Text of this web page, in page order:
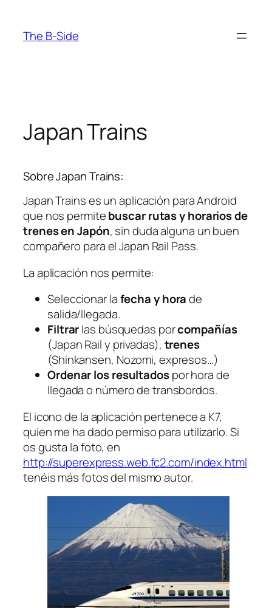
contenido
The B-Side
Japan Trains
Sobre Japan Trains:
Japan Trains es un aplicación para Android
que nos permitebuscar rutas y horarios de
trenes en Japón, sin duda alguna un buen
compañero para el Japan Rail Pass.
La aplicación nos permite:
Seleccionar lafecha y horade
salida/llegada.
Filtrarlas búsquedas porcompañías
(Japan Rail y privadas), trenes
(Shinkansen, Nozomi, expresos…)
Ordenar los resultadospor hora de
llegada o número de transbordos.
El icono de la aplicación pertenece a K7,
quien me ha dado permiso para utilizarlo. Si
os gusta la foto, en
http://superexpress.web.fc2.com/index.html
tenéis más fotos del mismo autor.